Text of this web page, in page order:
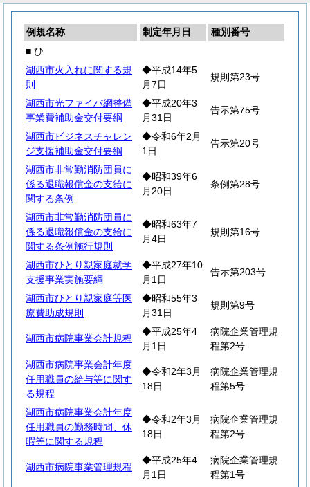
例規名称 制定年月日
種別番号
■ ひ
湖西市火入れに関する規
則
◆平成14年5
月7日
規則第23号
湖西市光ファイバ網整備
事業費補助金交付要綱
◆平成20年3
月31日
告示第75号
湖西市ビジネスチャレン
ジ支援補助金交付要綱
◆令和6年2月
1日
告示第20号
湖西市非常勤消防団員に
係る退職報償金の支給に
関する条例
◆昭和39年6
月20日
条例第28号
湖西市非常勤消防団員に
係る退職報償金の支給に
関する条例施行規則
◆昭和63年7
月4日
規則第16号
湖西市ひとり親家庭就学
支援事業実施要綱
◆平成27年10
月1日
告示第203号
湖西市ひとり親家庭等医
療費助成規則
◆昭和55年3
月31日
規則第9号
湖西市病院事業会計規程
◆平成25年4
月1日
病院企業管理規
程第2号
湖西市病院事業会計年度
任用職員の給与等に関す
る規程
◆令和2年3月
18日
病院企業管理規
程第5号
湖西市病院事業会計年度
任用職員の勤務時間、休
暇等に関する規程
◆令和2年3月
18日
病院企業管理規
程第2号
湖西市病院事業管理規程
◆平成25年4
月1日
病院企業管理規
程第1号